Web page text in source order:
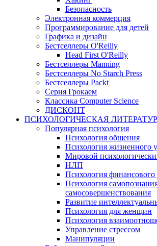
Безопасность
Электронная коммерция
Программирование для детей
Графика и дизайн
Бестселлеры O'Reilly
Head First O'Reilly
Бестселлеры Manning
Бестселлеры No Starch Press
Бестселлеры Packt
Серия Грокаем
Классика Computer Science
ДИСКОНТ
ПСИХОЛОГИЧЕСКАЯ
Популярная психология
Психология общения
Психология жизненного
Мировой
НЛП
Психология финансового
Психология
самосовершенствования
Развитие
Психология для женщин
Психология
Управление стрессом
Манипуляции